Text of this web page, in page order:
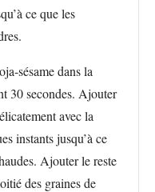
ce que les
sésame dans la
30 secondes. Ajouter
avec la
instants jusqu’à ce
Ajouter le reste
des graines de